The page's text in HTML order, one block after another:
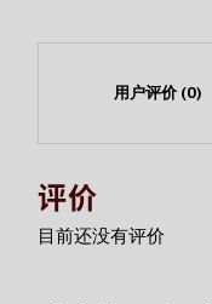
用户评价 (0)
评价
目前还没有评价